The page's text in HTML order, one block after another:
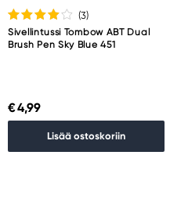
(3)
Sivellintussi Tombow ABT Dual
Brush Pen Sky Blue 451
€ 4,99
Lisää ostoskoriin